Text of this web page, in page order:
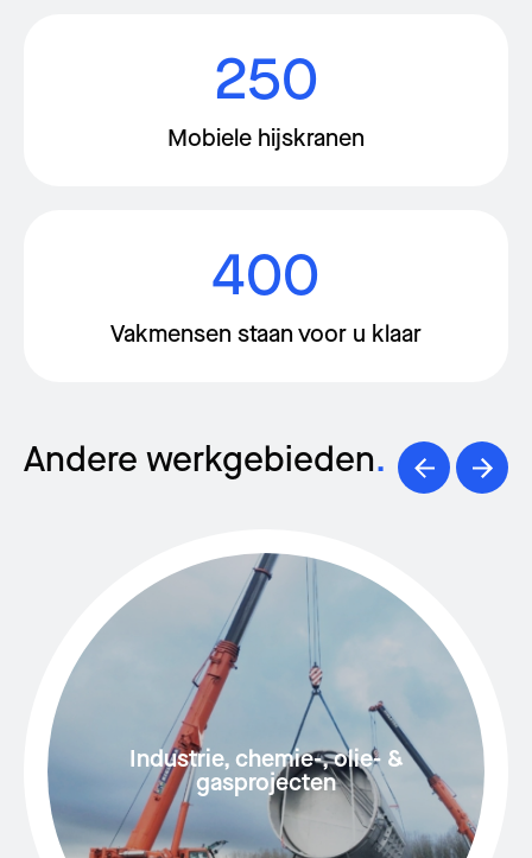
250
Mobiele hijskranen
400
Vakmensen staan voor u klaar
Andere werkgebieden.
Industrie, chemie-, olie- &
gasprojecten